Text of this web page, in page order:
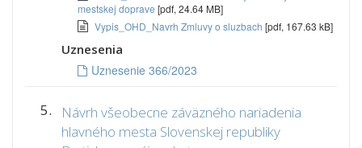
mestskej doprave [pdf, 24.64 MB]
Vypis_OHD_Navrh Zmluvy o sluzbach [pdf, 167.63 kB]
Uznesenia
Uznesenie 366/2023
5.
Návrh všeobecne záväzného nariadenia
hlavného mesta Slovenskej republiky